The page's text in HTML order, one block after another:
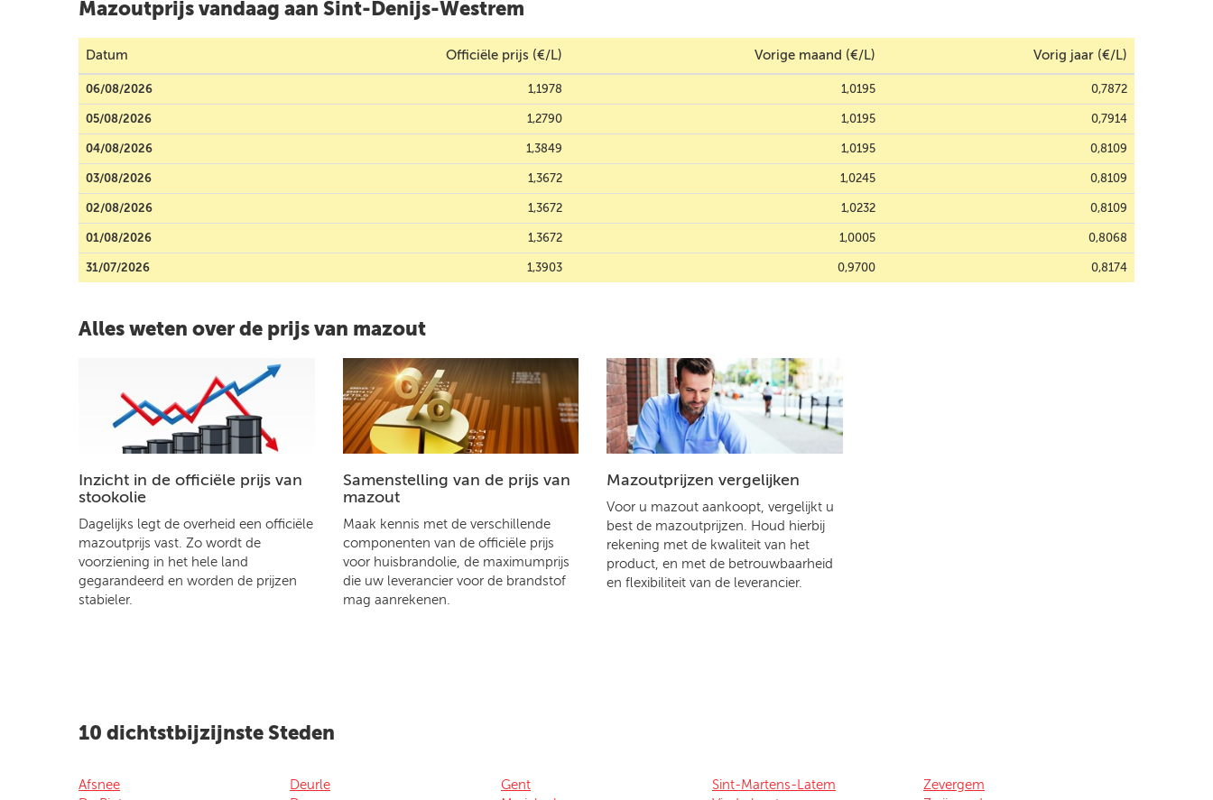
Mazoutprijs vandaag aan Sint-Denijs-Westrem
Datum Officiële prijs (€/L) Vorige maand (€/L) Vorig jaar (€/L)
06/08/2026 1,1978 1,0195 0,7872
05/08/2026 1,2790 1,0195 0,7914
04/08/2026 1,3849 1,0195 0,8109
03/08/2026 1,3672 1,0245 0,8109
02/08/2026 1,3672 1,0232 0,8109
01/08/2026 1,3672 1,0005 0,8068
31/07/2026 1,3903 0,9700 0,8174
Alles weten over de prijs van mazout
Inzicht in de officiële prijs van
stookolie
Dagelijks legt de overheid een officiële
mazoutprijs vast. Zo wordt de
voorziening in het hele land
gegarandeerd en worden de prijzen
stabieler.
Samenstelling van de prijs van
mazout
Maak kennis met de verschillende
componenten van de officiële prijs
voor huisbrandolie, de maximumprijs
die uw leverancier voor de brandstof
mag aanrekenen.
Mazoutprijzen vergelijken
Voor u mazout aankoopt, vergelijkt u
best de mazoutprijzen. Houd hierbij
rekening met de kwaliteit van het
product, en met de betrouwbaarheid
en flexibiliteit van de leverancier.
10 dichtstbijzijnste Steden
Afsnee
Deurle
Gent
Sint-Martens-Latem
Zevergem